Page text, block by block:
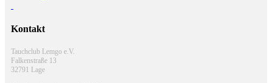
Kontakt
Tauchclub Lemgo e.V.
Falkenstraße 13
32791 Lage